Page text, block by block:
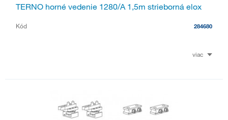
TERNO horné vedenie 1280/A 1,5m strieborná elox
Kód 284680
viac